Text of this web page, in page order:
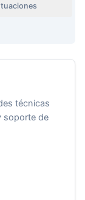
técnicas
soporte de